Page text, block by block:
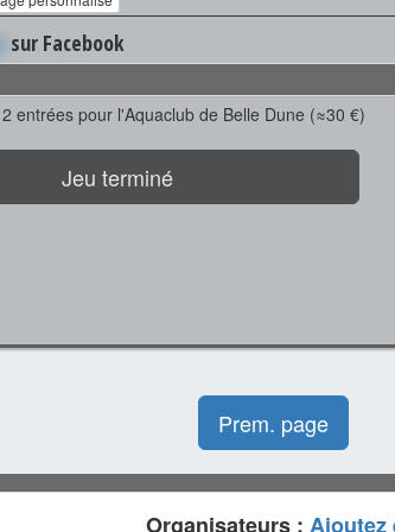
sur Facebook
entrées pour l'Aquaclub de Belle Dune (≈30 €)
Jeu terminé
Prem. page
Organisateurs : Ajoutez